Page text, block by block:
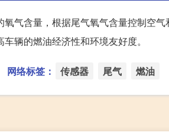
气含量，根据尾气氧气含量控制空气
辆的燃油经济性和环境友好度。
网络标签： 传感器 尾气 燃油